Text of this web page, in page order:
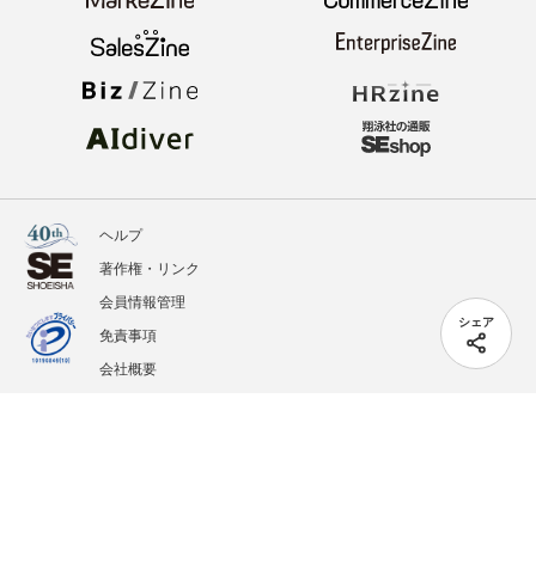
シェア
ヘルプ
著作権・リンク
会員情報管理
免責事項
会社概要